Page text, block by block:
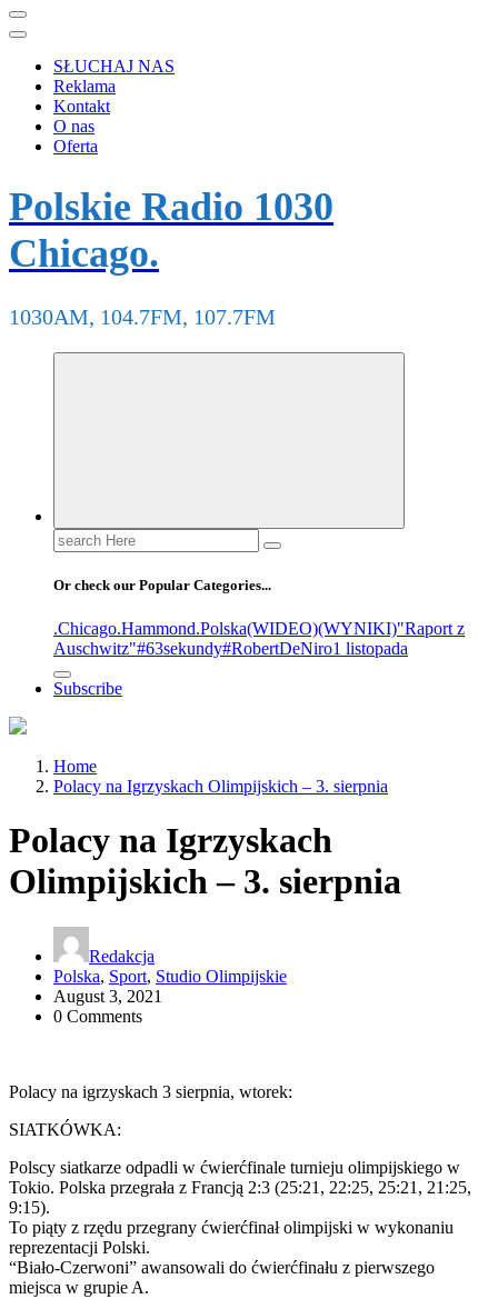
SŁUCHAJ NAS
Reklama
Kontakt
O nas
Oferta
Polskie Radio 1030
Chicago.
1030AM, 104.7FM, 107.7FM
Or check our Popular Categories...
.Chicago.Hammond.Polska(WIDEO)(WYNIKI)"Raport z
Auschwitz"#63sekundy#RobertDeNiro1 listopada
Subscribe
Home
Polacy na Igrzyskach Olimpijskich – 3. sierpnia
Polacy na Igrzyskach
Olimpijskich – 3. sierpnia
Redakcja
Polska, Sport, Studio Olimpijskie
August 3, 2021
0 Comments
Polacy na igrzyskach 3 sierpnia, wtorek:
SIATKÓWKA:
Polscy siatkarze odpadli w ćwierćfinale turnieju olimpijskiego w
Tokio. Polska przegrała z Francją 2:3 (25:21, 22:25, 25:21, 21:25,
9:15).
To piąty z rzędu przegrany ćwierćfinał olimpijski w wykonaniu
reprezentacji Polski.
“Biało-Czerwoni” awansowali do ćwierćfinału z pierwszego
miejsca w grupie A.